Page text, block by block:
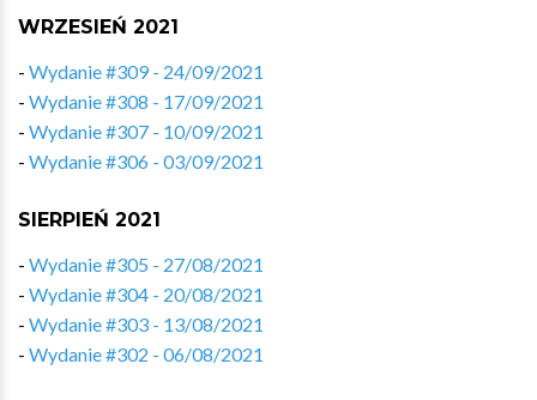
WRZESIEŃ 2021
- Wydanie #309 - 24/09/2021
- Wydanie #308 - 17/09/2021
- Wydanie #307 - 10/09/2021
- Wydanie #306 - 03/09/2021
SIERPIEŃ 2021
- Wydanie #305 - 27/08/2021
- Wydanie #304 - 20/08/2021
- Wydanie #303 - 13/08/2021
- Wydanie #302 - 06/08/2021